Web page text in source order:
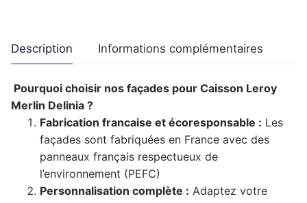
Description Informations complémentaires
Pourquoi choisir nos façades pour Caisson Leroy
Merlin Delinia ?
Fabrication francaise et écoresponsable : Les
façades sont fabriquées en France avec des
panneaux français respectueux de
l’environnement (PEFC)
Personnalisation complète : Adaptez votre